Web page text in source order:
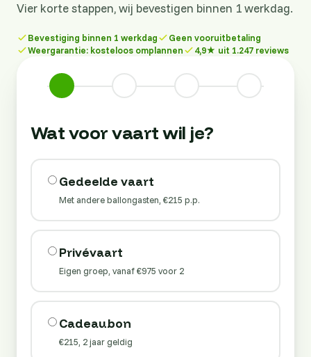
Vier korte stappen, wij bevestigen binnen 1 werkdag.
Bevestiging binnen 1 werkdag
Geen vooruitbetaling
Weergarantie: kosteloos omplannen
4,9★ uit 1.247 reviews
Wat voor vaart wil je?
Gedeelde vaart
Met andere ballongasten, €215 p.p.
Privévaart
Eigen groep, vanaf €975 voor 2
Cadeaubon
€215, 2 jaar geldig